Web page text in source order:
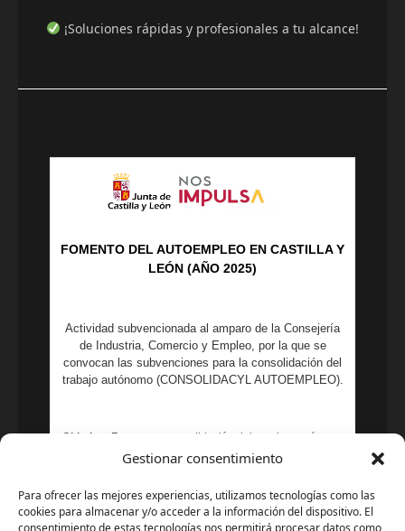
Gestionar consentimiento
Para ofrecer las mejores experiencias, utilizamos tecnologías como las
cookies para almacenar y/o acceder a la información del dispositivo. El
consentimiento de estas tecnologías nos permitirá procesar datos como
¡Soluciones rápidas y profesionales a tu alcance!
FOMENTO DEL AUTOEMPLEO EN CASTILLA Y
LEÓN (AÑO 2025)
Actividad subvencionada al amparo de la Consejería
de Industria, Comercio y Empleo, por la que se
convocan las subvenciones para la consolidación del
trabajo autónomo (CONSOLIDACYL AUTOEMPLEO).
Objetivo:
Fomento y consolidación del empleo autónomo
en la Comunidad de Castilla y León mediante la